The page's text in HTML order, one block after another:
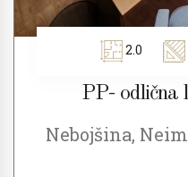
2.0
PP- odlična
Nebojšina,